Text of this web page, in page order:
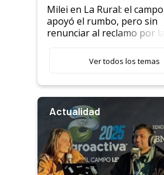
Milei en La Rural: el campo
apoyó el rumbo, pero sin
renunciar al reclamo por las
Ver todos los temas
Actualidad